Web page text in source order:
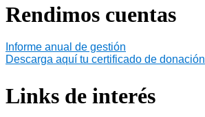
Rendimos cuentas
Informe anual de gestión
Descarga aquí tu certificado de donación
Links de interés